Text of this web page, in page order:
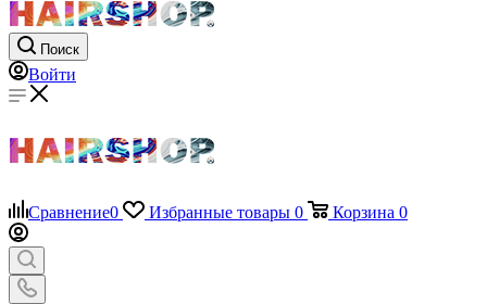
Поиск
Войти
Сравнение0 Избранные товары 0 Корзина 0